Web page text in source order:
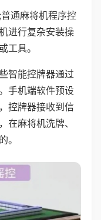
通麻将机程序控
进行复杂安装操
工具。
智能控牌器通过
手机端软件预设
控牌器接收到信
在麻将机洗牌、
。